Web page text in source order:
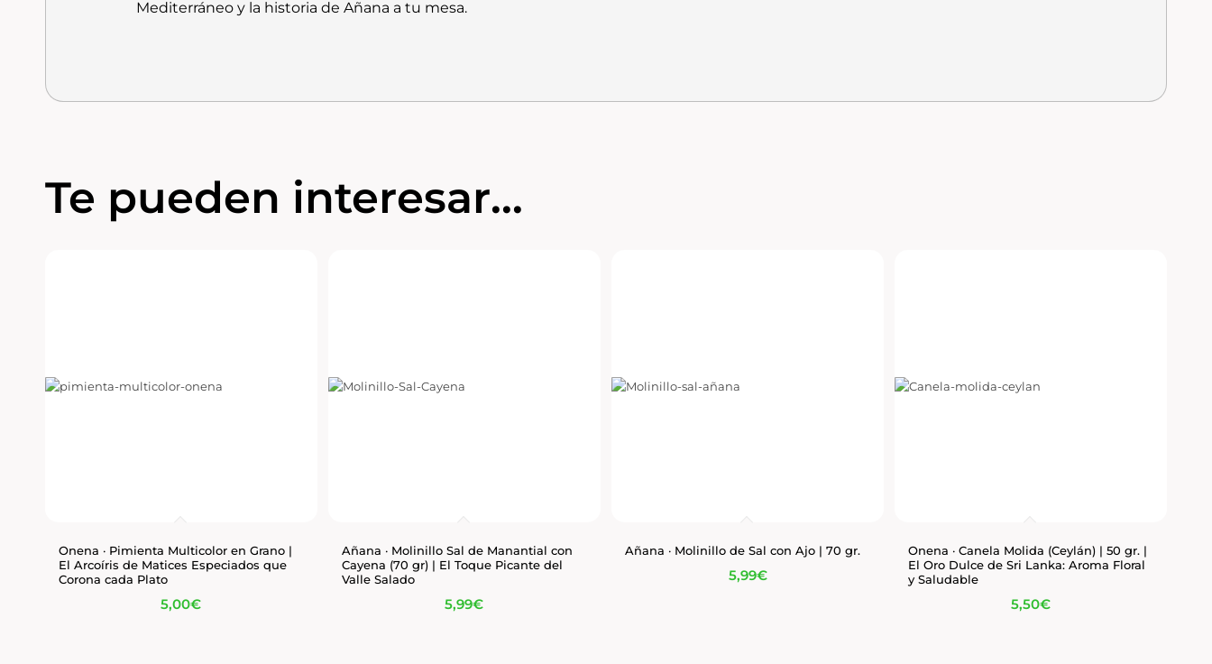
Mediterráneo y la historia de Añana a tu mesa.
Te pueden interesar...
Onena · Pimienta Multicolor en Grano |
El Arcoíris de Matices Especiados que
Corona cada Plato
5,00€
Añana · Molinillo Sal de Manantial con
Cayena (70 gr) | El Toque Picante del
Valle Salado
5,99€
Añana · Molinillo de Sal con Ajo | 70 gr.
5,99€
Onena · Canela Molida (Ceylán) | 50 gr. |
El Oro Dulce de Sri Lanka: Aroma Floral
y Saludable
5,50€